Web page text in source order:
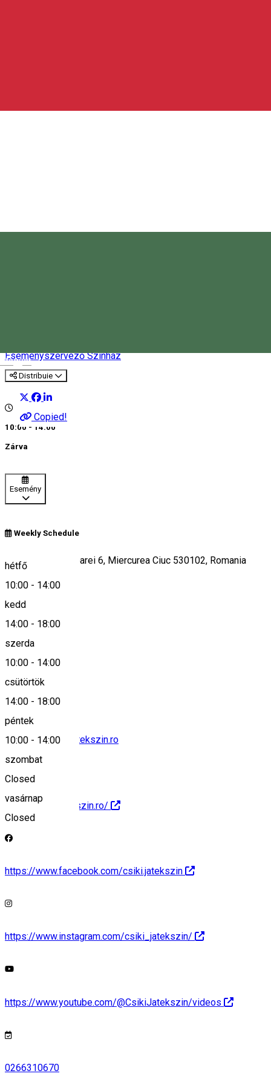
Magyar
EseményszervezőSzínház
Distribuie
Copied!
10:00 - 14:00
Zárva
Esemény
Weekly Schedule
hétfő
10:00 - 14:00
kedd
14:00 - 18:00
szerda
10:00 - 14:00
csütörtök
14:00 - 18:00
péntek
10:00 - 14:00
szombat
Closed
vasárnap
Closed
Bulevardul Timișoarei 6, Miercurea Ciuc 530102, Romania
Keresd térképen
titkarsag@csikijatekszin.ro
https://csikijatekszin.ro/
https://www.facebook.com/csiki.jatekszin
https://www.instagram.com/csiki_jatekszin/
https://www.youtube.com/@CsikiJatekszin/videos
0266310670